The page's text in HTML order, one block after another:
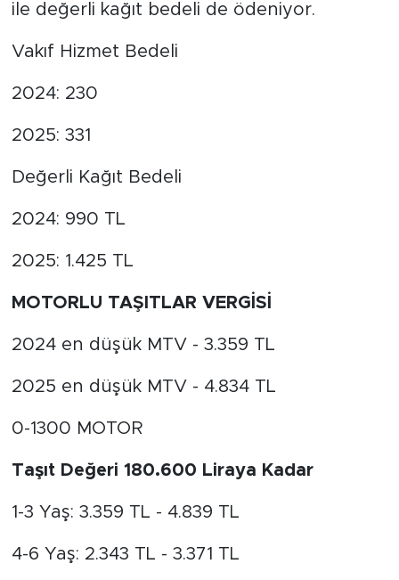
ile değerli kağıt bedeli de ödeniyor.
Vakıf Hizmet Bedeli
2024: 230
2025: 331
Değerli Kağıt Bedeli
2024: 990 TL
2025: 1.425 TL
MOTORLU TAŞITLAR VERGİSİ
2024 en düşük MTV - 3.359 TL
2025 en düşük MTV - 4.834 TL
0-1300 MOTOR
Taşıt Değeri 180.600 Liraya Kadar
1-3 Yaş: 3.359 TL - 4.839 TL
4-6 Yaş: 2.343 TL - 3.371 TL